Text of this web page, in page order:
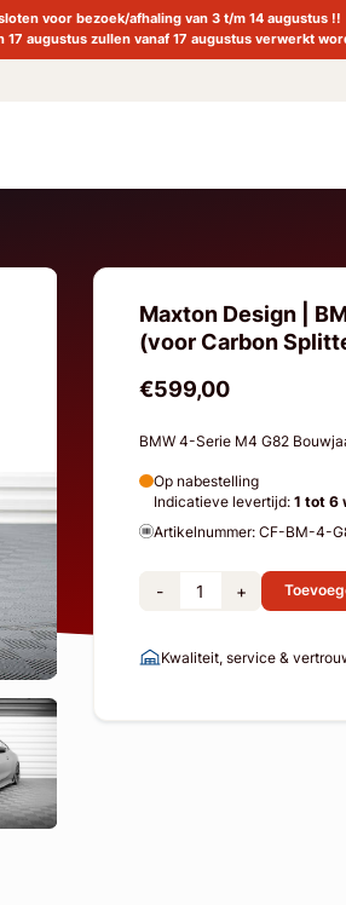
voor bezoek/afhaling van 3 t/m 14 augustus !!
augustus zullen vanaf 17 augustus verwerkt
Maxton Design |
(voor Carbon
€599,00
BMW 4-Serie M4 G82
Op nabestelling
Indicatieve levertijd: 1 tot 6
Artikelnummer: CF-BM-4-
- +
Kwaliteit, service &